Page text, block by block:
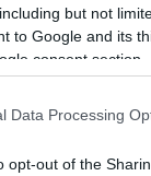
but not
to Google and its
consent section.
Data Processing
opt-out of the
την